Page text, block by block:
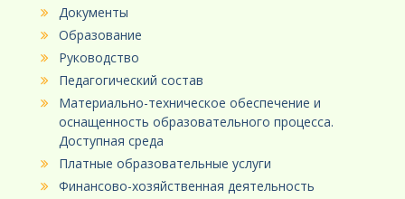
Документы
Образование
Руководство
Педагогический состав
Материально-техническое обеспечение и
оснащенность образовательного процесса.
Доступная среда
Платные образовательные услуги
Финансово-хозяйственная деятельность